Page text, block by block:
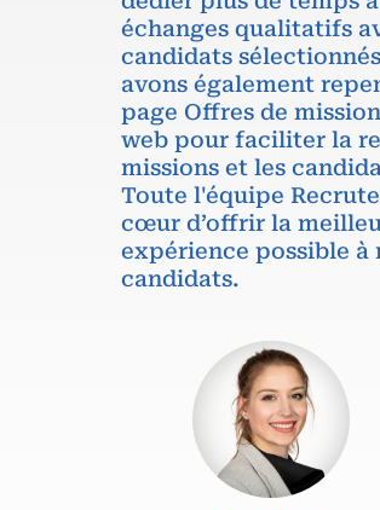
échanges qualitatifs
candidats
avons également
page Offres de
web pour faciliter la
missions et les
Toute l'équipe
cœur d’offrir la
expérience possible à
candidats.